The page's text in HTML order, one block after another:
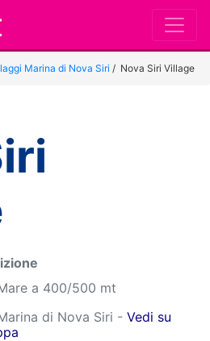
Marina di Nova Siri / Nova Siri Village
a 400/500 mt
di Nova Siri - Vedi su